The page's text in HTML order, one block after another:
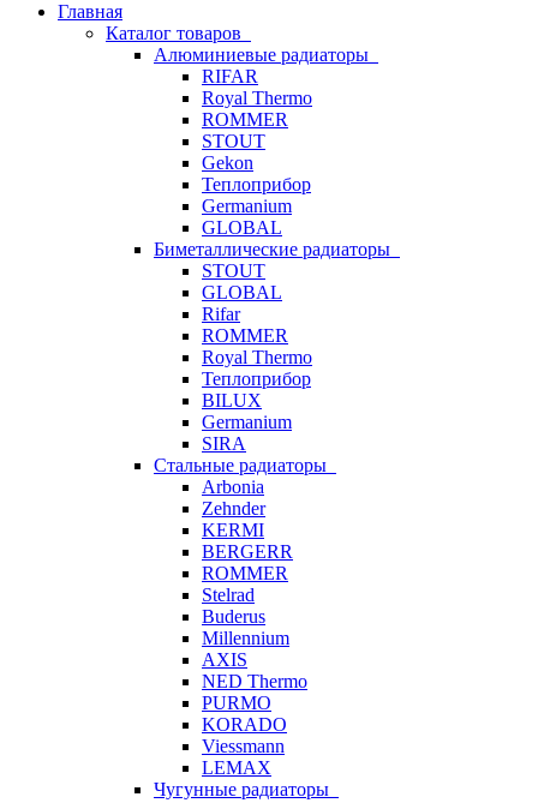
Главная
Каталог товаров
Алюминиевые радиаторы
RIFAR
Royal Thermo
ROMMER
STOUT
Gekon
Теплоприбор
Germanium
GLOBAL
Биметаллические радиаторы
STOUT
GLOBAL
Rifar
ROMMER
Royal Thermo
Теплоприбор
BILUX
Germanium
SIRA
Стальные радиаторы
Arbonia
Zehnder
KERMI
BERGERR
ROMMER
Stelrad
Buderus
Millennium
AXIS
NED Thermo
PURMO
KORADO
Viessmann
LEMAX
Чугунные радиаторы